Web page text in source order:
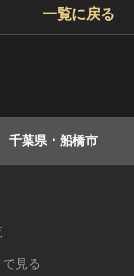
一覧に戻る
千葉県・船橋市
見る